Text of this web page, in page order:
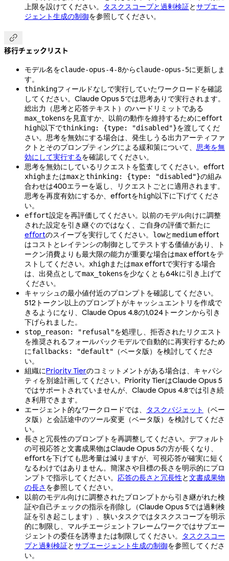
上限を設けてください。
タスクスコープと過剰検証とサブエー
ジェント生成の制御を参照してください。

移行チェックリスト
モデル名をclaude-opus-4-8からclaude-opus-5に更新しま
す。
thinkingフィールドなしで実行していたワークロードを確認
してください。Claude Opus 5では思考ありで実行されます。
総出力（思考と応答テキスト）のハードリミットである
max_tokensを見直すか、以前の動作を維持するためにeffort
high以下でthinking: {type: "disabled"}を渡してくだ
さい。思考を無効にする場合は、発生しうる出力アーティファ
クトとそのプロンプティングによる緩和策について、 思考を無
効にして実行するを確認してください。
思考を無効にしているリクエストを監査してください。effort
xhighまたはmaxとthinking: {type: "disabled"}の組み
合わせは400エラーを返し、リクエストごとに適用されます。
思考を再度有効にするか、effortをhigh以下に下げてくださ
い。
effort設定を再評価してください。以前のモデル向けに調整
された設定を引き継ぐのではなく、ご自身の評価で新たに
effortのスイープを実行してください。 lowとmediumeffort
はコストとレイテンシの制御としてテストする価値があり、ト
ークン消費よりも最大限の能力が重要な場合はmaxeffortをテ
ストしてください。
xhighまたはmaxeffortで実行する場合
は、出発点としてmax_tokensを少なくとも64kに引き上げて
ください。
キャッシュの最小値付近のプロンプトを確認してください。
512トークン以上のプロンプトがキャッシュエントリを作成で
きるようになり、Claude Opus 4.8の1,024トークンから引き
下げられました。
stop_reason: "refusal"を処理し、拒否されたリクエスト
を推奨されるフォールバックモデルで自動的に再実行するため
にfallbacks: "default"
（ベータ版）を検討してくださ
い。
組織にPriority Tierのコミットメントがある場合は、キャパシ
ティを別途計画してください。Priority TierはClaude Opus 5
ではサポートされていませんが、Claude Opus 4.8では引き続
き利用できます。
エージェント的なワークロードでは、
タスクバジェット
（ベー
タ版）と会話途中のツール変更（ベータ版）を検討してくださ
い。
長さと冗長性のプロンプトを再調整してください。デフォルト
の可視応答と文書成果物はClaude Opus 5の方が長くなり、
effortを下げても思考量は減りますが、可視応答が確実に短く
なるわけではありません。簡潔さや目標の長さを明示的にプロ
ンプトで指示してください。 応答の長さと冗長性と文書成果物
の長さ を参照してください。
以前のモデル向けに調整されたプロンプトから引き継がれた検
証や自己チェックの指示を削除し（Claude Opus 5では過剰検
証を引き起こします）、狭いタスクではタスクスコープを明示
的に制限し、マルチエージェントフレームワークではサブエー
ジェントの委任を誘導または制限してください。
タスクスコー
プと過剰検証とサブエージェント生成の制御を参照してくださ
い。